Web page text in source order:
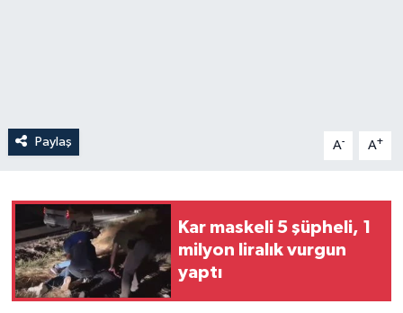
Paylaş A- A+
Kar maskeli 5 şüpheli, 1
milyon liralık vurgun
yaptı